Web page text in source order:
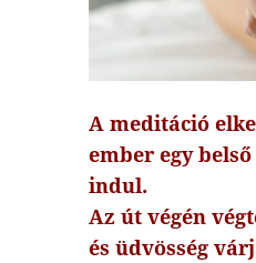
A meditáció
ember egy
indul.
Az út végén
és üdvösség